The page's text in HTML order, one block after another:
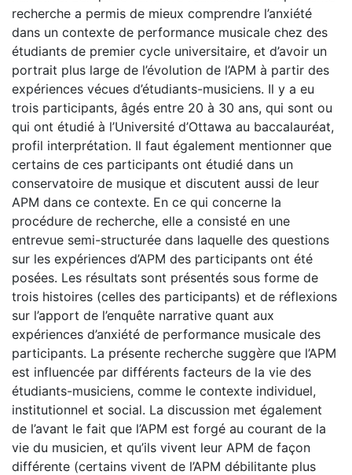
recherche a permis de mieux comprendre l’anxiété
dans un contexte de performance musicale chez des
étudiants de premier cycle universitaire, et d’avoir un
portrait plus large de l’évolution de l’APM à partir des
expériences vécues d’étudiants-musiciens. Il y a eu
trois participants, âgés entre 20 à 30 ans, qui sont ou
qui ont étudié à l’Université d’Ottawa au baccalauréat,
profil interprétation. Il faut également mentionner que
certains de ces participants ont étudié dans un
conservatoire de musique et discutent aussi de leur
APM dans ce contexte. En ce qui concerne la
procédure de recherche, elle a consisté en une
entrevue semi-structurée dans laquelle des questions
sur les expériences d’APM des participants ont été
posées. Les résultats sont présentés sous forme de
trois histoires (celles des participants) et de réflexions
sur l’apport de l’enquête narrative quant aux
expériences d’anxiété de performance musicale des
participants. La présente recherche suggère que l’APM
est influencée par différents facteurs de la vie des
étudiants-musiciens, comme le contexte individuel,
institutionnel et social. La discussion met également
de l’avant le fait que l’APM est forgé au courant de la
vie du musicien, et qu’ils vivent leur APM de façon
différente (certains vivent de l’APM débilitante plus